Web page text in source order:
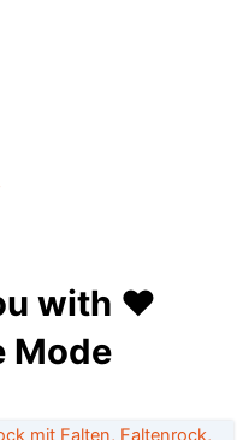
with ♥️
Mode